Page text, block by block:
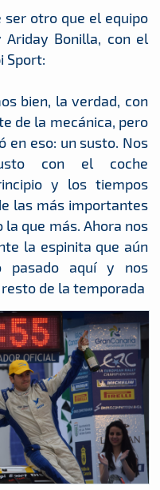
ser otro que el equipo
Bonilla, con el
Sport:
bien, la verdad, con
de la mecánica, pero
en eso: un susto. Nos
con el coche
y los tiempos
las más importantes
que más. Ahora nos
la espinita que aún
pasado aquí y nos
de la temporada